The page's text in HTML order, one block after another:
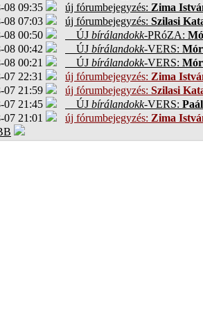
08 09:35
új fórumbejegyzés: Zima
08 07:03
új fórumbejegyzés: Szilasi
08 00:50
ÚJ bírálandokk-PRóZA:
08 00:42
ÚJ bírálandokk-VERS:
08 00:21
ÚJ bírálandokk-VERS:
07 22:31
új fórumbejegyzés: Zima
07 21:59
új fórumbejegyzés: Szilasi
07 21:45
ÚJ bírálandokk-VERS:
07 21:01
új fórumbejegyzés: Zima